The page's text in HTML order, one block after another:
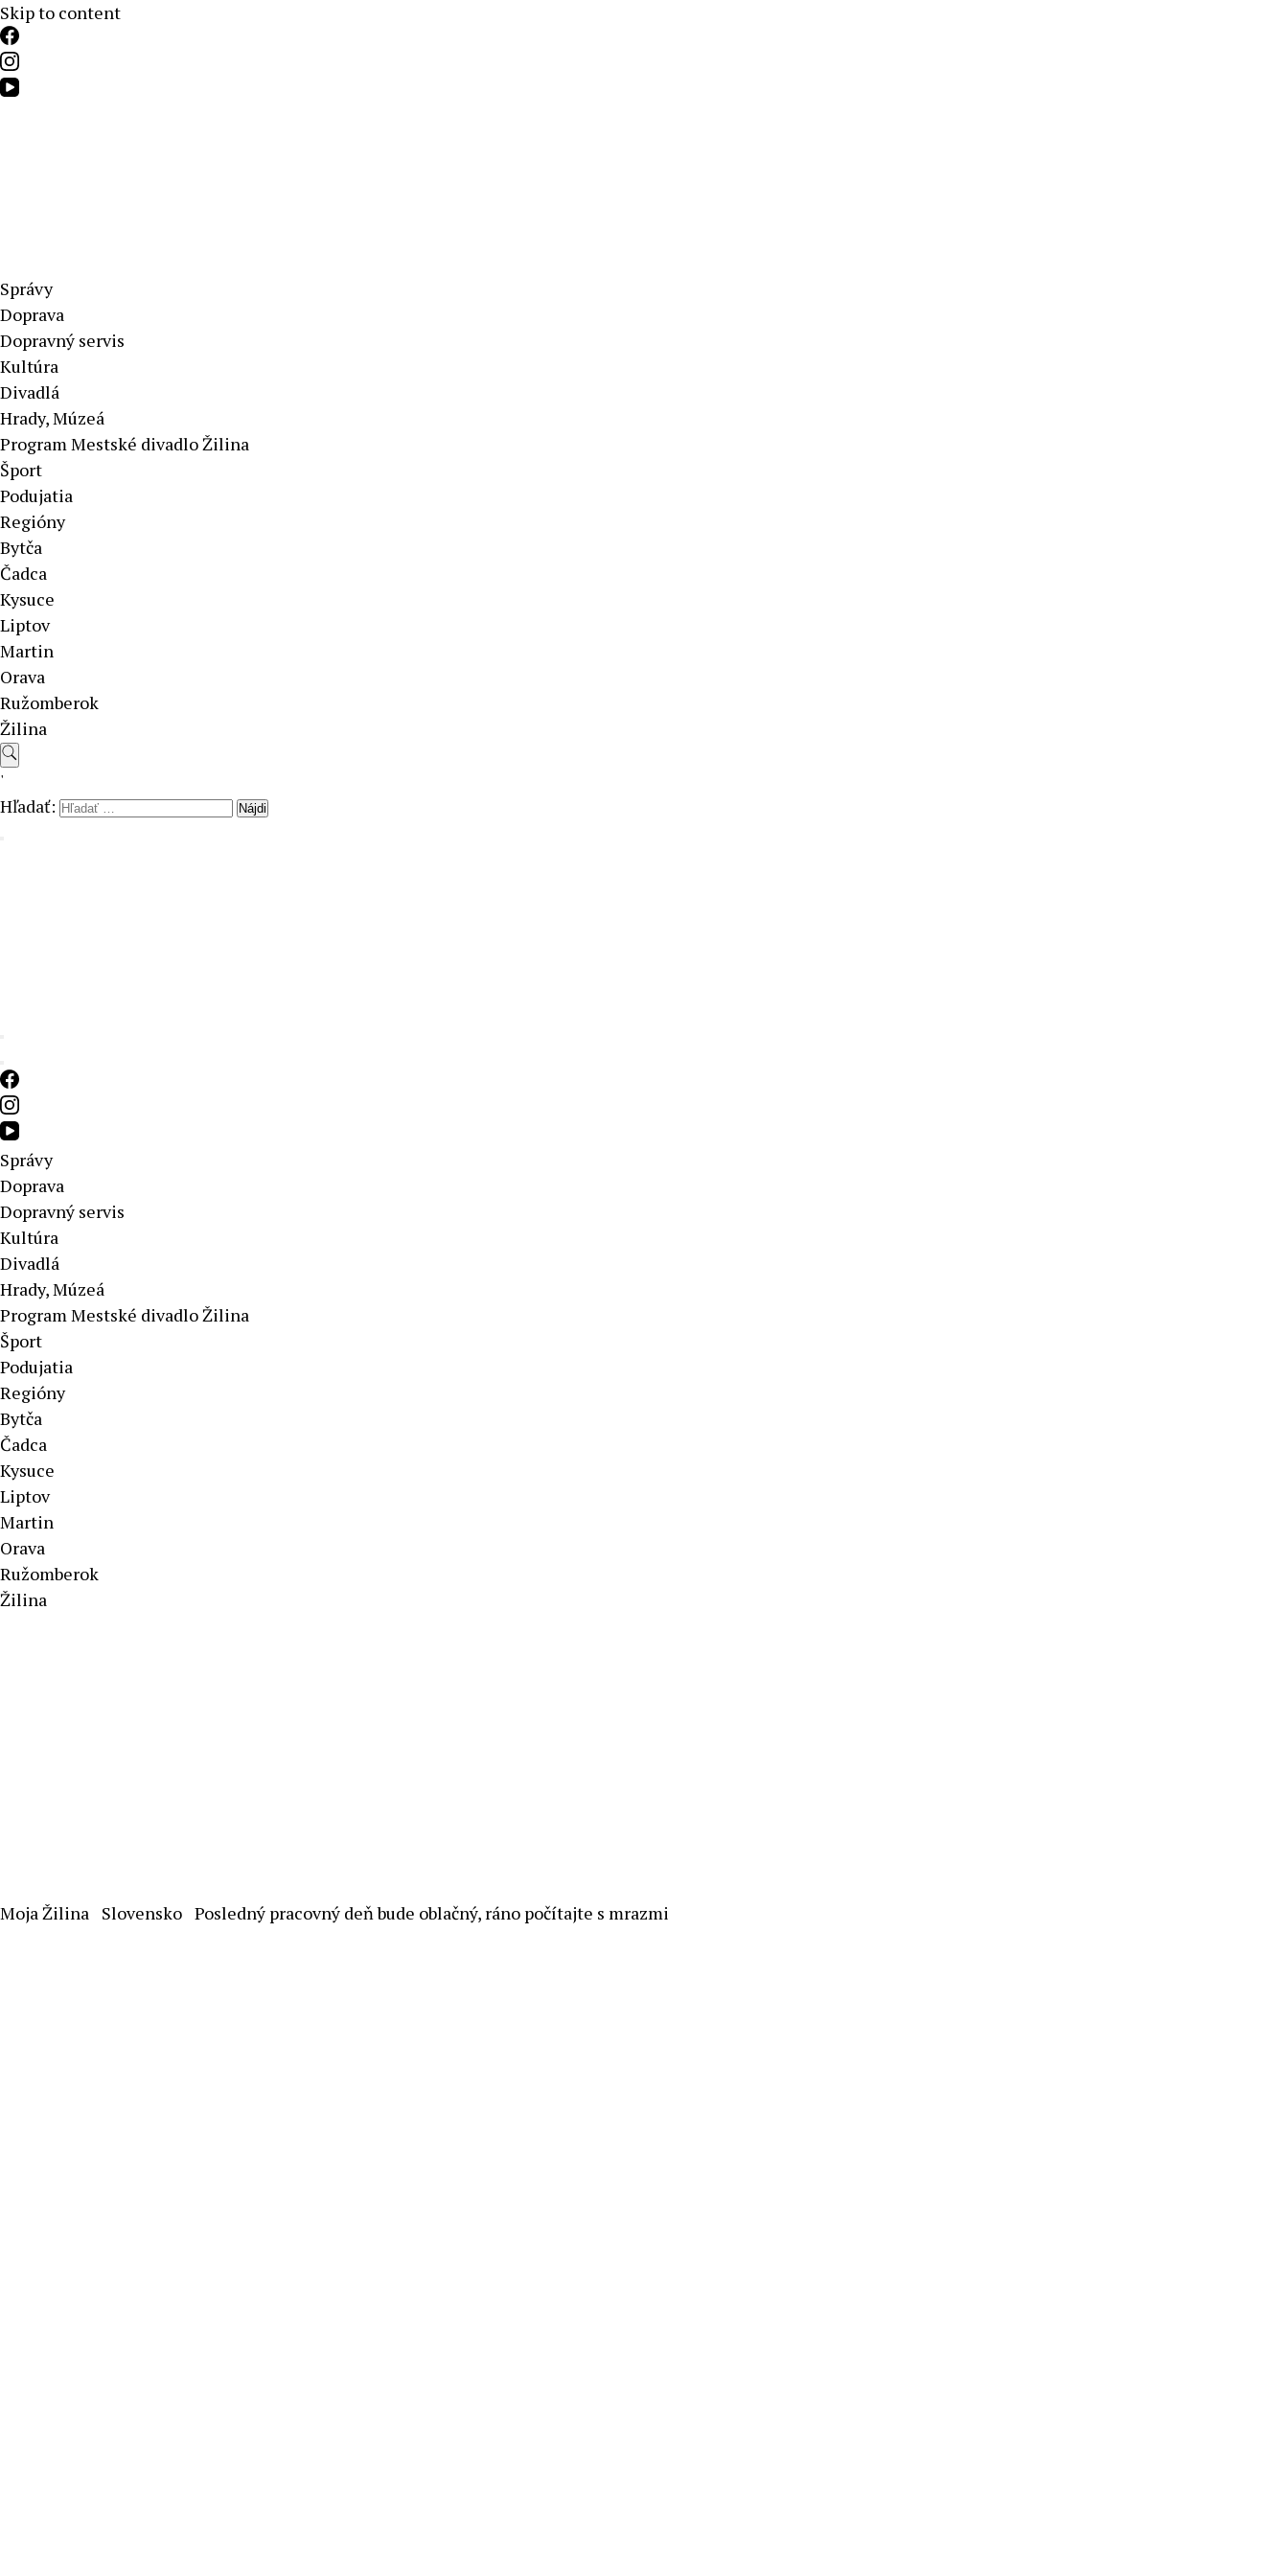
Skip to content
Aktuálne správy – severné Slovensko
Správy
Doprava
Dopravný servis
Kultúra
Divadlá
Hrady, Múzeá
Program Mestské divadlo Žilina
Šport
Podujatia
Regióny
Bytča
Čadca
Kysuce
Liptov
Martin
Orava
Ružomberok
Žilina
'
Hľadať:
Správy
Doprava
Dopravný servis
Kultúra
Divadlá
Hrady, Múzeá
Program Mestské divadlo Žilina
Šport
Podujatia
Regióny
Bytča
Čadca
Kysuce
Liptov
Martin
Orava
Ružomberok
Žilina
Moja Žilina Slovensko Posledný pracovný deň bude oblačný, ráno počítajte s mrazmi